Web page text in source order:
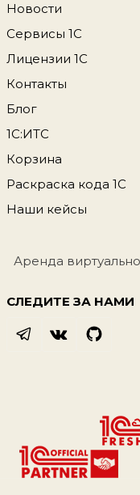
Новости
Сервисы 1С
Лицензии 1С
Контакты
Блог
1С:ИТС
Корзина
Раскраска кода 1С
Наши кейсы
Аренда
СЛЕДИТЕ ЗА НАМИ